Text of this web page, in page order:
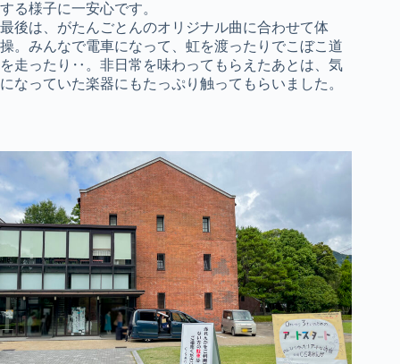
する様子に一安心です。
最後は、がたんごとんのオリジナル曲に合わせて体
操。みんなで電車になって、虹を渡ったりでこぼこ道
を走ったり‥。非日常を味わってもらえたあとは、気
になっていた楽器にもたっぷり触ってもらいました。